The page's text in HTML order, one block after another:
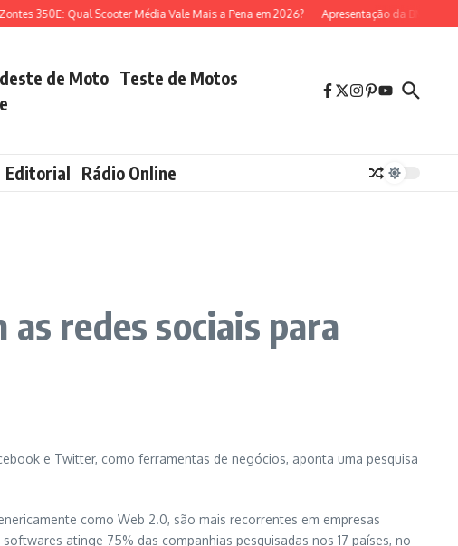
350E: Qual Scooter Média Vale Mais a Pena em 2026? Apresentação da BMW R 1300
de Moto Teste de Motos
Editorial Rádio Online
redes sociais para
e Twitter, como ferramentas de negócios, aponta uma pesquisa
como Web 2.0, são mais recorrentes em empresas
atinge 75% das companhias pesquisadas nos 17 países, no